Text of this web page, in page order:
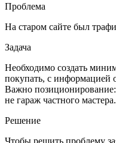
Проблема
На старом сайте был
Задача
Необходимо создать
покупать, с информацией
Важно позиционирование:
не гараж частного мастера.
Решение
Чтобы решить проблему